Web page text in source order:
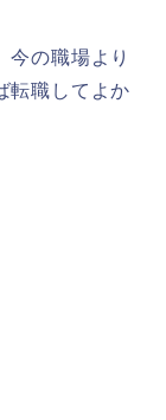
今の職場より
転職してよか